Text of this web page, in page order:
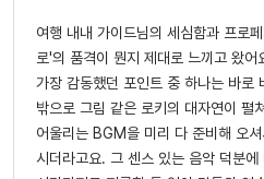
여행 내내 가이드님의 세심함과 프로
로'의 품격이 뭔지 제대로 느끼고 왔어
가장 감동했던 포인트 중 하나는 바로
밖으로 그림 같은 로키의 대자연이 펼
어울리는 BGM을 미리 다 준비해 오
시더라고요. 그 센스 있는 음악 덕분